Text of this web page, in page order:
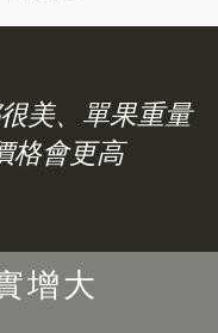
美、單果重量
格會更高
增大